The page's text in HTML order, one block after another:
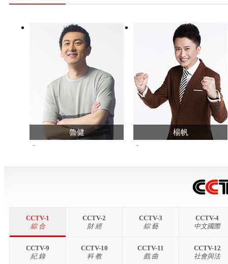
魯健 楊帆
CCTV-1
綜 合
CCTV-2
財 經
CCTV-3
綜 藝
CCTV-4
中文國際
CCTV-9
紀 錄
CCTV-10
科 教
CCTV-11
戲 曲
CCTV-12
社會與法